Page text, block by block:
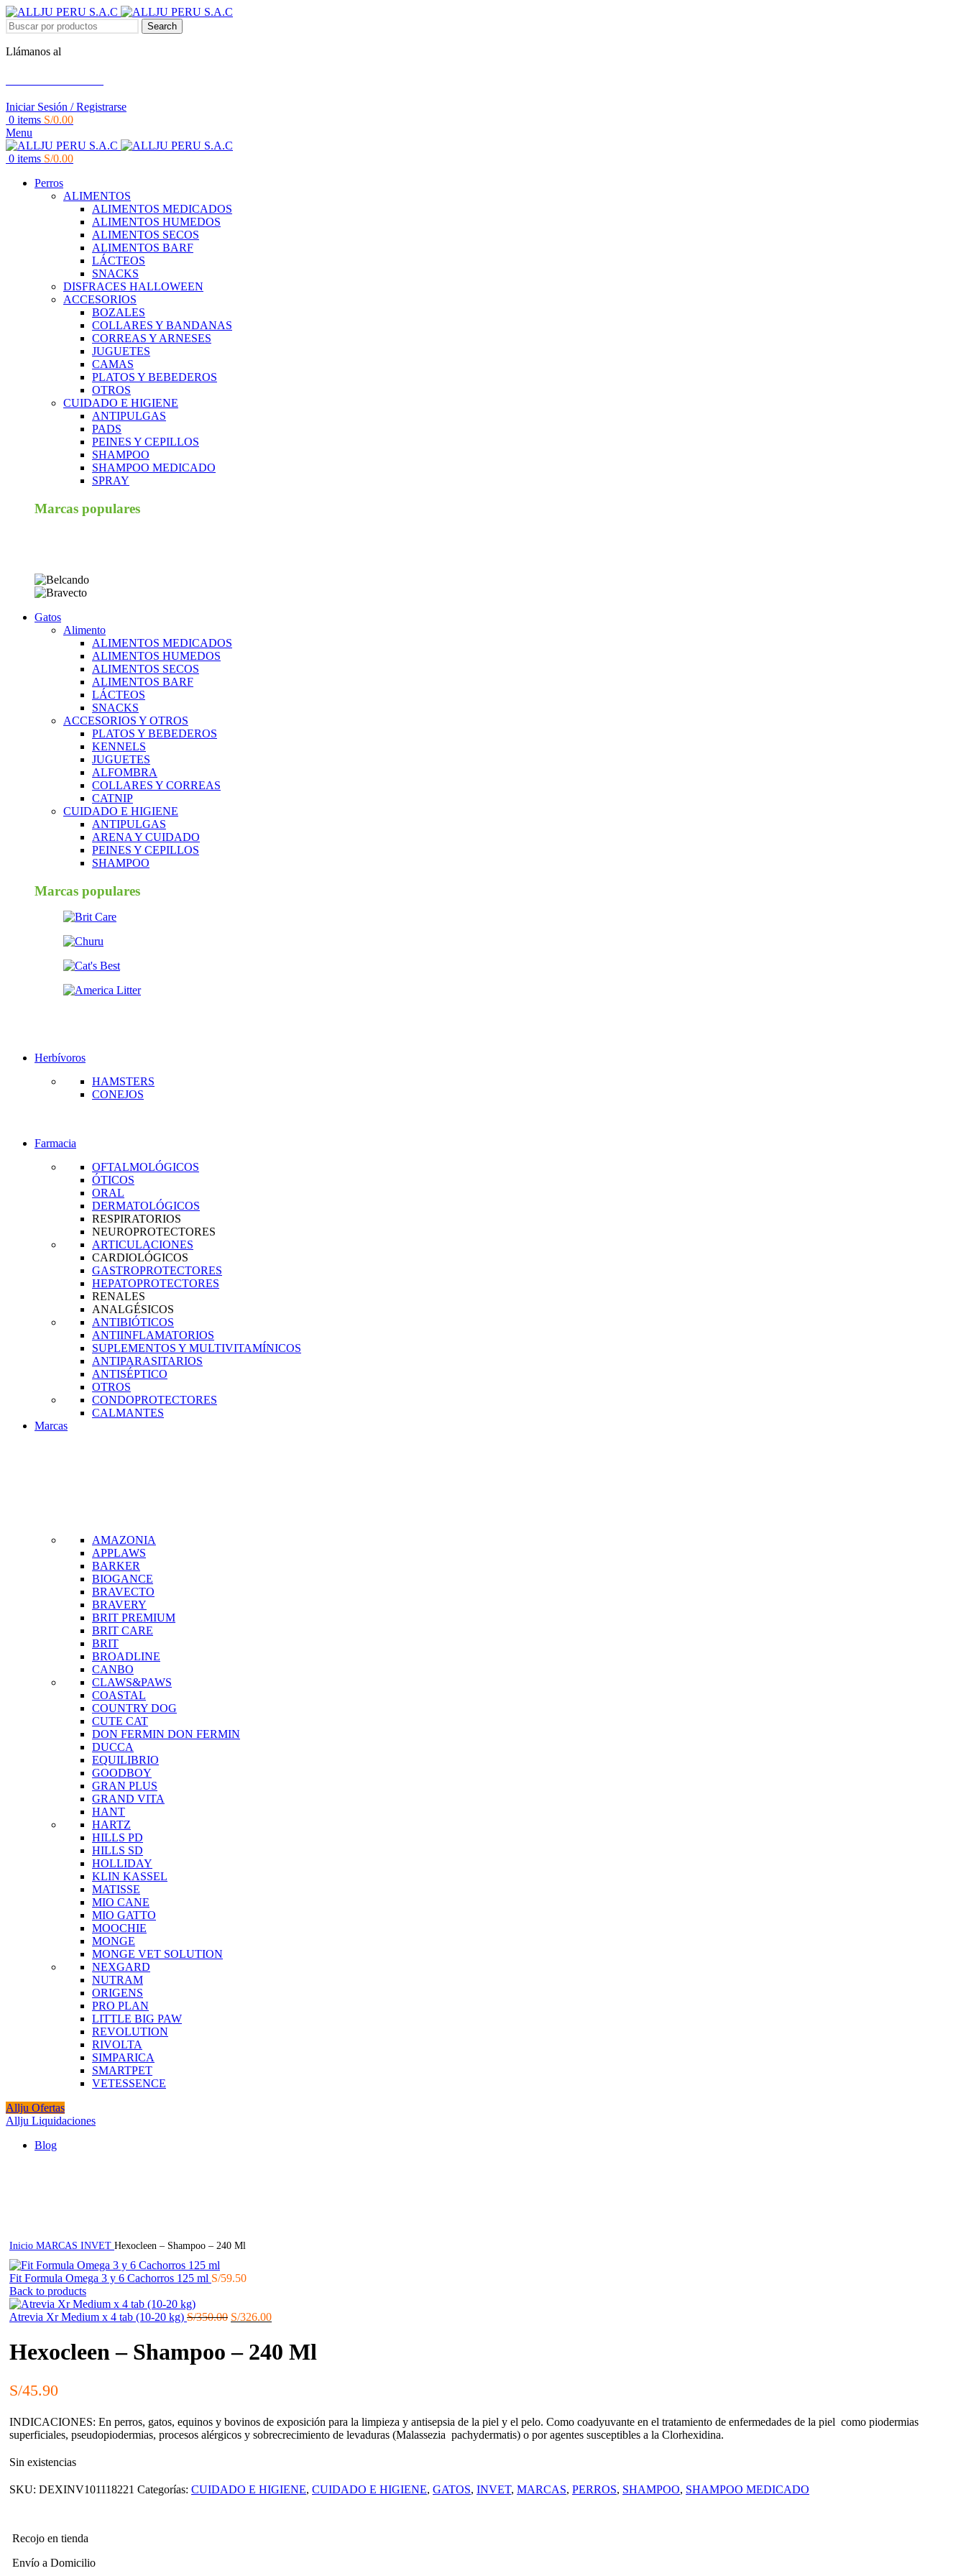
Search
Llámanos al
Iniciar Sesión / Registrarse
0 items S/0.00
Menu
0 items S/0.00
Perros
ALIMENTOS
ALIMENTOS MEDICADOS
ALIMENTOS HUMEDOS
ALIMENTOS SECOS
ALIMENTOS BARF
LÁCTEOS
SNACKS
DISFRACES HALLOWEEN
ACCESORIOS
BOZALES
COLLARES Y BANDANAS
CORREAS Y ARNESES
JUGUETES
CAMAS
PLATOS Y BEBEDEROS
OTROS
CUIDADO E HIGIENE
ANTIPULGAS
PADS
PEINES Y CEPILLOS
SHAMPOO
SHAMPOO MEDICADO
SPRAY
Marcas populares
Gatos
Alimento
ALIMENTOS MEDICADOS
ALIMENTOS HUMEDOS
ALIMENTOS SECOS
ALIMENTOS BARF
LÁCTEOS
SNACKS
ACCESORIOS Y OTROS
PLATOS Y BEBEDEROS
KENNELS
JUGUETES
ALFOMBRA
COLLARES Y CORREAS
CATNIP
CUIDADO E HIGIENE
ANTIPULGAS
ARENA Y CUIDADO
PEINES Y CEPILLOS
SHAMPOO
Marcas populares
Herbívoros
HAMSTERS
CONEJOS
Farmacia
OFTALMOLÓGICOS
ÓTICOS
ORAL
DERMATOLÓGICOS
RESPIRATORIOS
NEUROPROTECTORES
ARTICULACIONES
CARDIOLÓGICOS
GASTROPROTECTORES
HEPATOPROTECTORES
RENALES
ANALGÉSICOS
ANTIBIÓTICOS
ANTIINFLAMATORIOS
SUPLEMENTOS Y MULTIVITAMÍNICOS
ANTIPARASITARIOS
ANTISÉPTICO
OTROS
CONDOPROTECTORES
CALMANTES
Marcas
AMAZONIA
APPLAWS
BARKER
BIOGANCE
BRAVECTO
BRAVERY
BRIT PREMIUM
BRIT CARE
BRIT
BROADLINE
CANBO
CLAWS&PAWS
COASTAL
COUNTRY DOG
CUTE CAT
DON FERMIN DON FERMIN
DUCCA
EQUILIBRIO
GOODBOY
GRAN PLUS
GRAND VITA
HANT
HARTZ
HILLS PD
HILLS SD
HOLLIDAY
KLIN KASSEL
MATISSE
MIO CANE
MIO GATTO
MOOCHIE
MONGE
MONGE VET SOLUTION
NEXGARD
NUTRAM
ORIGENS
PRO PLAN
LITTLE BIG PAW
REVOLUTION
RIVOLTA
SIMPARICA
SMARTPET
VETESSENCE
Allju Ofertas
Allju Liquidaciones
Blog
Inicio MARCAS INVET Hexocleen – Shampoo – 240 Ml
Fit Formula Omega 3 y 6 Cachorros 125 ml S/59.50
Back to products
Atrevia Xr Medium x 4 tab (10-20 kg) S/350.00 El
original
era:
S/326.00El
actual
es:
Hexocleen – Shampoo – 240 Ml
S/45.90
INDICACIONES: En perros, gatos, equinos y bovinos de exposición para la limpieza y antisepsia de la piel y el pelo. Como coadyuvante en el tratamiento de enfermedades de la piel como piodermias
superficiales, pseudopiodermias, procesos alérgicos y sobrecrecimiento de levaduras (Malassezia pachydermatis) o por agentes susceptibles a la Clorhexidina.
Sin existencias
SKU: DEXINV101118221 Categorías: CUIDADO E HIGIENE, CUIDADO E HIGIENE, GATOS, INVET, MARCAS, PERROS, SHAMPOO, SHAMPOO MEDICADO
Recojo en tienda
Envío a Domicilio